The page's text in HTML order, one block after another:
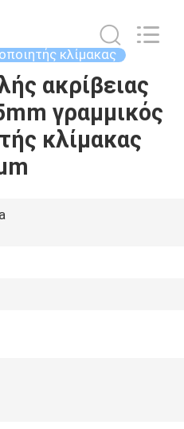
κλίμακας
ακρίβειας
γραμμικός
κλίμακας